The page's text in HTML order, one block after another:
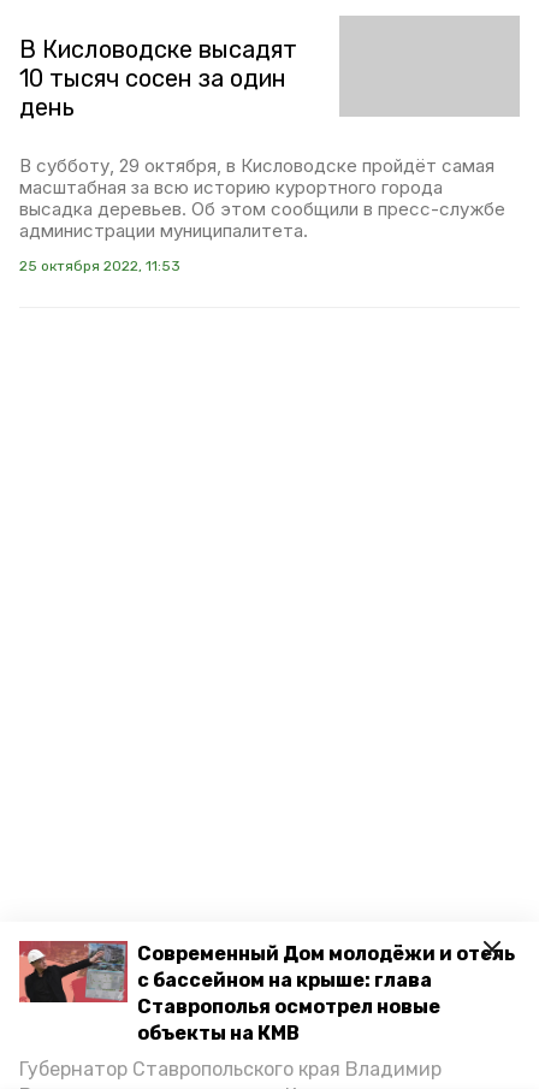
Современный Дом молодёжи и отель
с бассейном на крыше: глава
Ставрополья осмотрел новые
объекты на КМВ
Губернатор Ставропольского края Владимир
В Кисловодске высадят
10 тысяч сосен за один
день
В субботу, 29 октября, в Кисловодске пройдёт самая
масштабная за всю историю курортного города
высадка деревьев. Об этом сообщили в пресс-службе
администрации муниципалитета.
25 октября 2022, 11:53